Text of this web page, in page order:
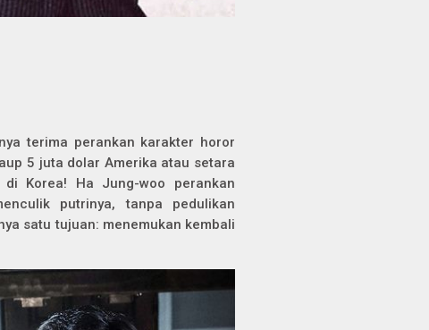
terima perankan karakter horor
5 juta dolar Amerika atau setara
Korea! Ha Jung-woo perankan
putrinya, tanpa pedulikan
satu tujuan: menemukan kembali